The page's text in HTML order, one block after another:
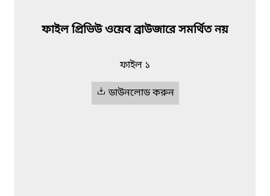
ফাইল প্রিভিউ ওয়েব ব্রাউজারে সমর্থিত নয়
ফাইল ১
ডাউনলোড করুন